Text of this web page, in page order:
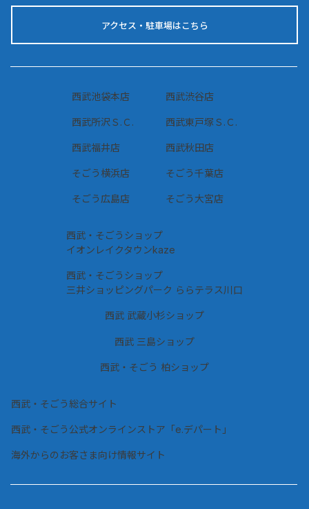
西武池袋本店 西武渋谷店
西武東戸塚Ｓ.Ｃ.
西武所沢Ｓ.Ｃ.
西武福井店 西武秋田店
そごう横浜店 そごう千葉店
そごう大宮店
そごう広島店
西武・そごう 柏ショップ
西武 武蔵小杉ショップ
西武 三島ショップ
西武・そごうショップ
三井ショッピングパーク ららテラス川口
西武・そごうショップ
イオンレイクタウンkaze
西武・そごう総合サイト
西武・そごう公式オンラインストア「e.デパート」
海外からのお客さま向け情報サイト
アクセス・駐車場はこちら